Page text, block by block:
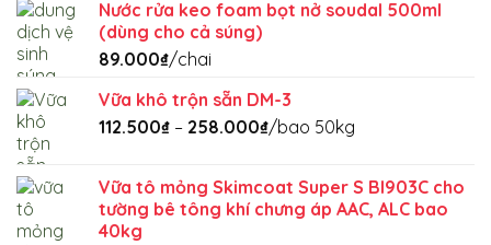
Nước rửa keo foam bọt nở soudal 500ml
(dùng cho cả súng)
89.000₫/chai
Vữa khô trộn sẵn DM-3
112.500₫ – 258.000₫Khoảng
112.500₫
đến
/bao 50kg
Vữa tô mỏng Skimcoat Super S BI903C cho
tường bê tông khí chưng áp AAC, ALC bao
40kg